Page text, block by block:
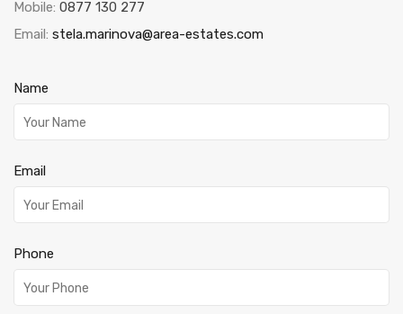
Mobile: 0877 130 277
Email: stela.marinova@area-estates.com
Name
Email
Phone